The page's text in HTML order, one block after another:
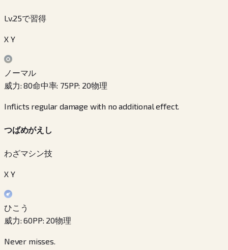
Lv.25で習得
X Y
ノーマル
威力:80命中率: 75PP: 20物理
Inflicts regular damage with no additional effect.
つばめがえし
わざマシン技
X Y
ひこう
威力:60PP: 20物理
Never misses.